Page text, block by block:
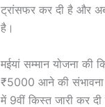
ट्रांसफर कर दी है और
है।
मईयां सम्मान योजना की
₹5000 आने की संभावना
में 9वीं किस्त जारी कर